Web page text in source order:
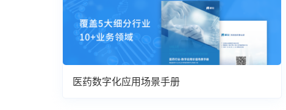
医药数字化应用场景手册